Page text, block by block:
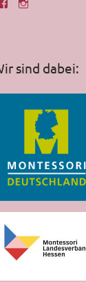
sind dabei: